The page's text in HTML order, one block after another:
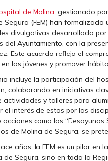
de Molina, gestionado
Segura (FEM) han
divulgativas desarrollado por
del Ayuntamiento, con la
Este acuerdo refleja el
los jóvenes y promover
incluye la participación del
colaborando en iniciativas
actividades y talleres para
el interés de estos por las
acciones como los
de Molina de Segura, se
años, la FEM es un pilar
de Segura, sino en toda la